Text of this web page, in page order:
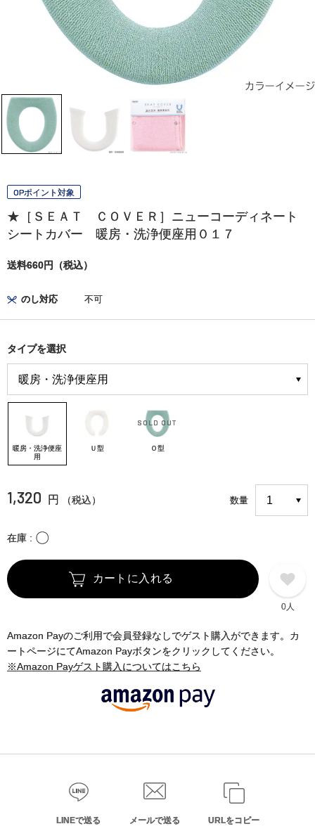
OPポイント対象
★［ＳＥＡＴ ＣＯＶＥＲ］ニューコーディネート
シートカバー 暖房・洗浄便座用０１７
送料660円（税込）
のし対応 不可
タイプを選択
暖房・洗浄便座
用
Ｕ型 Ｏ型
1,320 円 （税込） 数量
在庫 〇
カートに入れる
0人
Amazon Payのご利用で会員登録なしでゲスト購入ができます。カ
ートページにてAmazon Payボタンをクリックしてください。
※Amazon Payゲスト購入についてはこちら
LINEで送る メールで送る URLをコピー